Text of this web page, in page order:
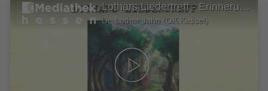
Lothars Liedertreff - Erinnerung an Hans Hegner
Dr. Lothar Jahn (OK Kassel)